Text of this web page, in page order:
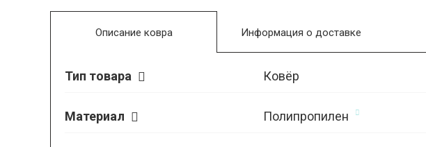
Описание ковра
Тип товара Ковёр
Материал Полипропилен
Информация о доставке